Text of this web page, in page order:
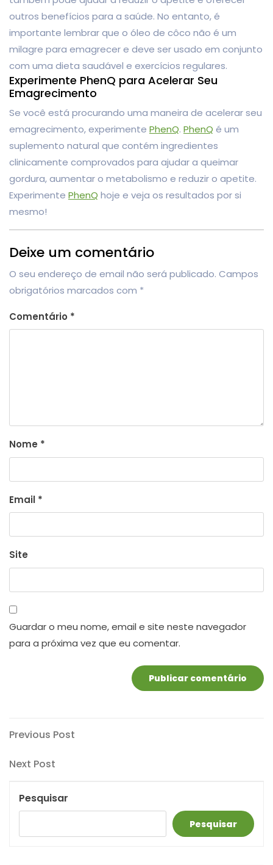
outros benefícios para a saúde. No entanto, é
importante lembrar que o óleo de côco não é um
milagre para emagrecer e deve ser usado em conjunto
com uma dieta saudável e exercícios regulares.
Experimente PhenQ para Acelerar Seu
Emagrecimento
Se você está procurando uma maneira de acelerar seu
emagrecimento, experimente PhenQ. PhenQ é um
suplemento natural que contém ingredientes
clinicamente comprovados para ajudar a queimar
gordura, aumentar o metabolismo e reduzir o apetite.
Experimente PhenQ hoje e veja os resultados por si
mesmo!
Deixe um comentário
O seu endereço de email não será publicado. Campos
obrigatórios marcados com *
Comentário *
Nome *
Email *
Site
Guardar o meu nome, email e site neste navegador
para a próxima vez que eu comentar.
Navegação
de
artigos
Previous
Previous Post
Next
Next Post
Pesquisar
Pesquisar